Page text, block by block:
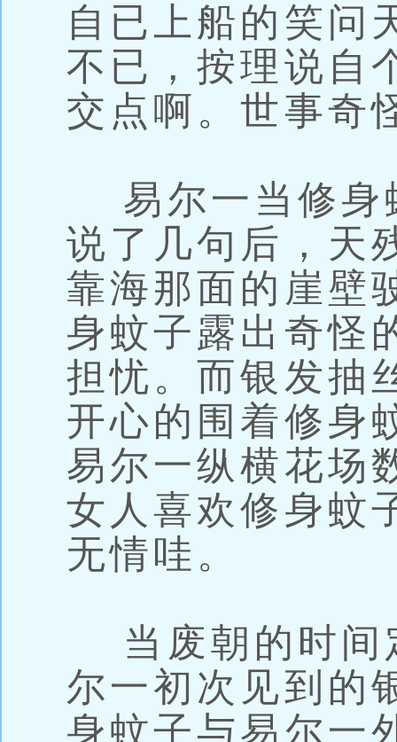
自已上船的笑问
不已，按理说自
交点啊。世事奇
易尔一当修身
说了几句后，天
靠海那面的崖壁
身蚊子露出奇怪
担忧。而银发抽
开心的围着修身
易尔一纵横花场
女人喜欢修身蚊
无情哇。
当废朝的时间
尔一初次见到的
身蚊子与易尔一